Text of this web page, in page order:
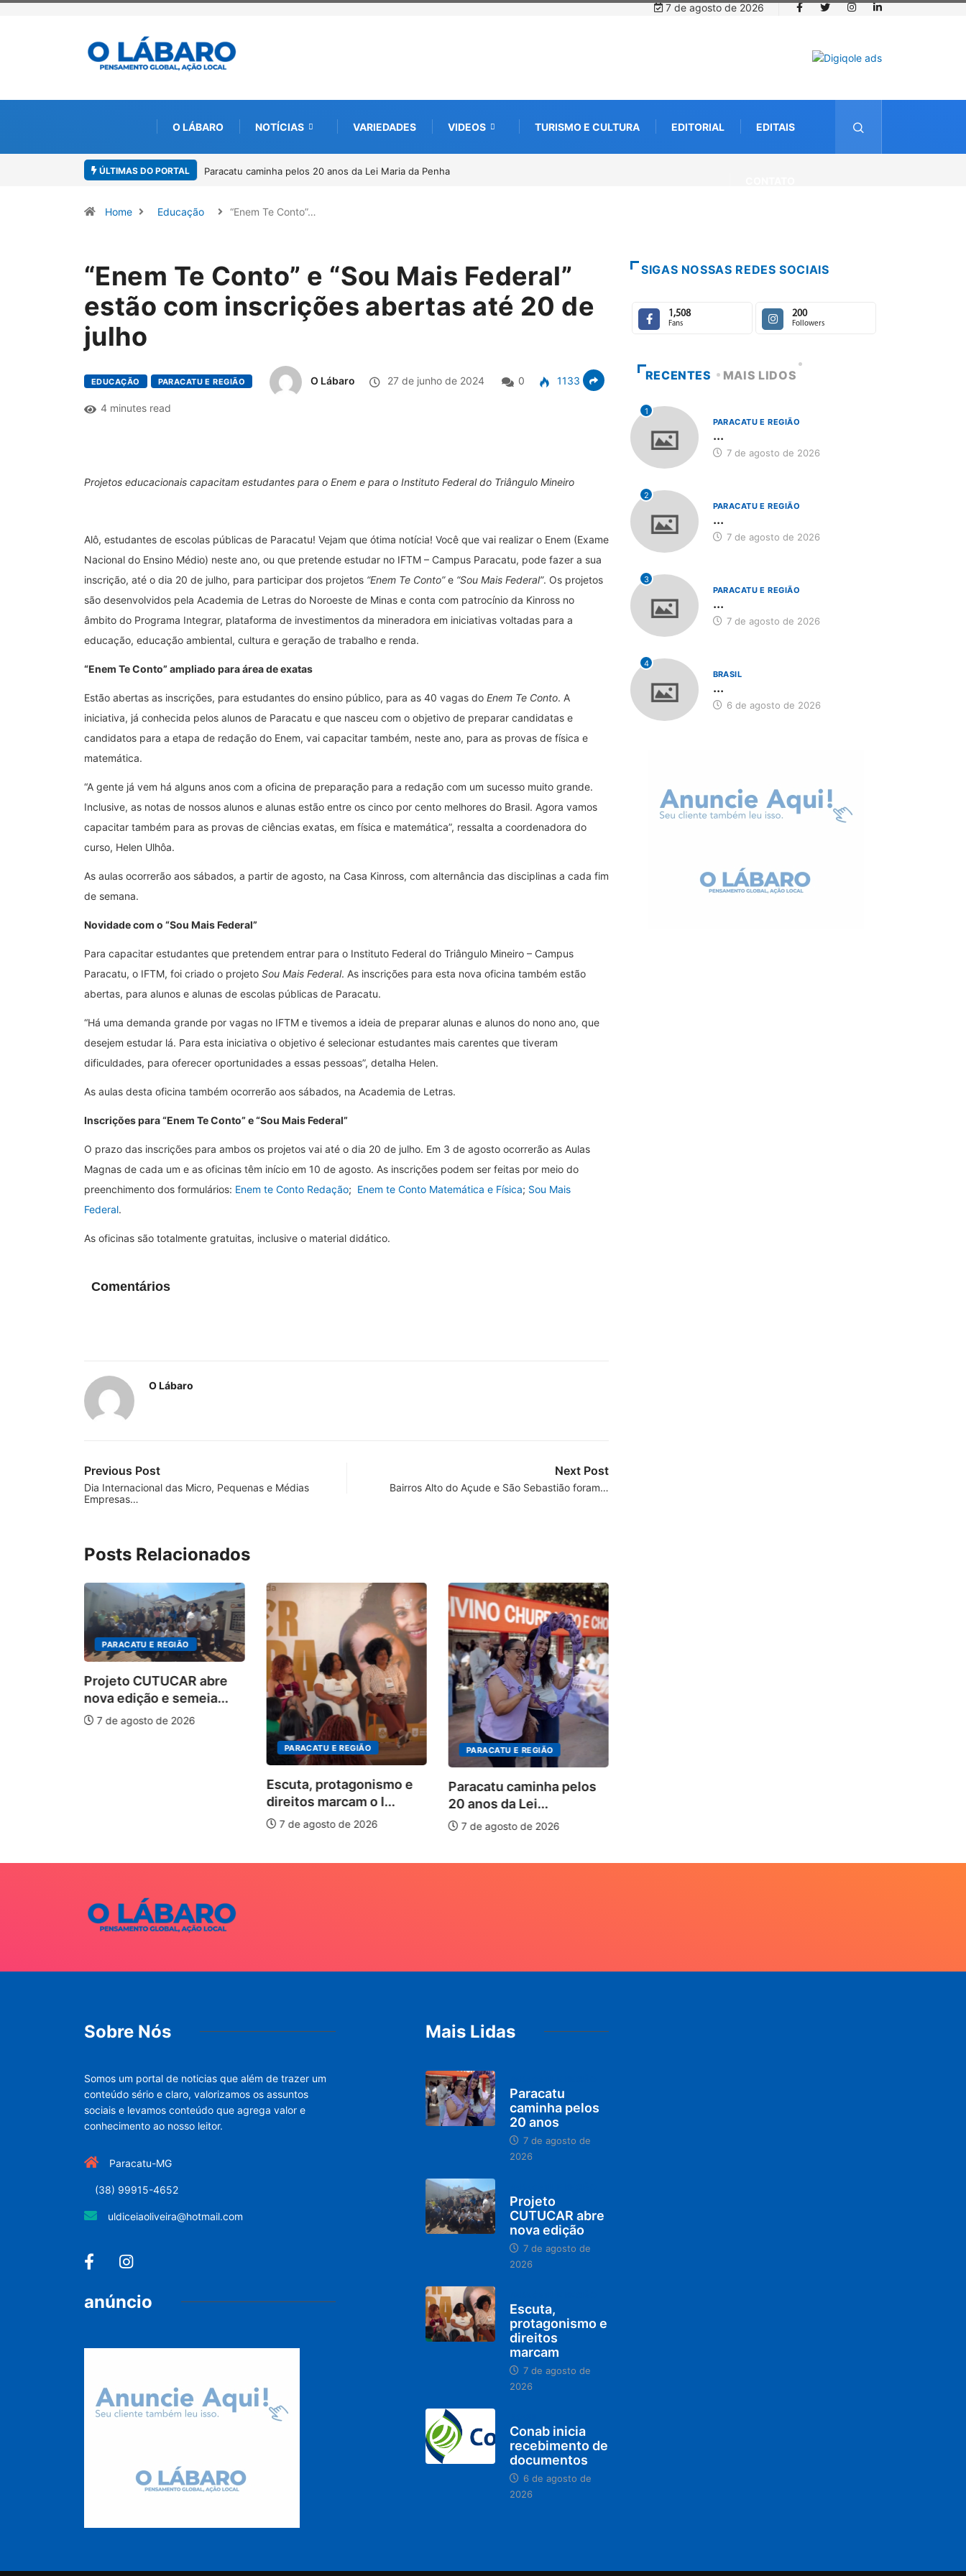
7 de agosto de 2026
O LÁBARO NOTÍCIAS VARIEDADES VIDEOS TURISMO E CULTURA EDITORIAL EDITAIS
ÚLTIMAS DO PORTAL
Paracatu caminha pelos 20 anos da Lei Maria da PenhaProjeto CUTUCAR abre nova edição e semeia o futuro
Home Educação “Enem Te Conto”…
“Enem Te Conto” e “Sou Mais Federal”
estão com inscrições abertas até 20 de
julho
EDUCAÇÃO PARACATU E REGIÃO O Lábaro 27 de junho de 2024 0 1133
4 minutes read
Projetos educacionais capacitam estudantes para o Enem e para o Instituto Federal do Triângulo Mineiro
Alô, estudantes de escolas públicas de Paracatu! Vejam que ótima notícia! Você que vai realizar o Enem (Exame
Nacional do Ensino Médio) neste ano, ou que pretende estudar no IFTM – Campus Paracatu, pode fazer a sua
inscrição, até o dia 20 de julho, para participar dos projetos “Enem Te Conto”e “Sou Mais Federal”. Os projetos
são desenvolvidos pela Academia de Letras do Noroeste de Minas e conta com patrocínio da Kinross no
âmbito do Programa Integrar, plataforma de investimentos da mineradora em iniciativas voltadas para a
educação, educação ambiental, cultura e geração de trabalho e renda.
“Enem Te Conto” ampliado para área de exatas
Estão abertas as inscrições, para estudantes do ensino público, para as 40 vagas do Enem Te Conto. A
iniciativa, já conhecida pelos alunos de Paracatu e que nasceu com o objetivo de preparar candidatas e
candidatos para a etapa de redação do Enem, vai capacitar também, neste ano, para as provas de física e
matemática.
“A gente já vem há alguns anos com a oficina de preparação para a redação com um sucesso muito grande.
Inclusive, as notas de nossos alunos e alunas estão entre os cinco por cento melhores do Brasil. Agora vamos
capacitar também para as provas de ciências exatas, em física e matemática”, ressalta a coordenadora do
curso, Helen Ulhôa.
As aulas ocorrerão aos sábados, a partir de agosto, na Casa Kinross, com alternância das disciplinas a cada fim
de semana.
Novidade com o “Sou Mais Federal”
Para capacitar estudantes que pretendem entrar para o Instituto Federal do Triângulo Mineiro – Campus
Paracatu, o IFTM, foi criado o projeto Sou Mais Federal. As inscrições para esta nova oficina também estão
abertas, para alunos e alunas de escolas públicas de Paracatu.
“Há uma demanda grande por vagas no IFTM e tivemos a ideia de preparar alunas e alunos do nono ano, que
desejem estudar lá. Para esta iniciativa o objetivo é selecionar estudantes mais carentes que tiveram
dificuldades, para oferecer oportunidades a essas pessoas”, detalha Helen.
As aulas desta oficina também ocorrerão aos sábados, na Academia de Letras.
Inscrições para “Enem Te Conto” e “Sou Mais Federal”
O prazo das inscrições para ambos os projetos vai até o dia 20 de julho. Em 3 de agosto ocorrerão as Aulas
Magnas de cada um e as oficinas têm início em 10 de agosto. As inscrições podem ser feitas por meio do
preenchimento dos formulários: Enem te Conto Redação; Enem te Conto Matemática e Física; Sou Mais
Federal.
As oficinas são totalmente gratuitas, inclusive o material didático.
Comentários
O Lábaro
Previous Post
Dia Internacional das Micro, Pequenas e Médias
Empresas…
Next Post
Bairros Alto do Açude e São Sebastião foram…
Posts Relacionados
PARACATU E REGIÃO
Projeto CUTUCAR abre
nova edição e semeia...
7 de agosto de 2026
PARACATU E REGIÃO
Escuta, protagonismo e
direitos marcam o I...
7 de agosto de 2026
PARACATU E REGIÃO
Paracatu caminha pelos
20 anos da Lei...
7 de agosto de 2026
SIGAS NOSSAS REDES SOCIAIS
1,508
Fans
200
Followers
RECENTES MAIS LIDOS
1
PARACATU E REGIÃO
...
7 de agosto de 2026
2
PARACATU E REGIÃO
...
7 de agosto de 2026
3
PARACATU E REGIÃO
...
7 de agosto de 2026
4
BRASIL
...
6 de agosto de 2026
Sobre Nós
Somos um portal de noticias que além de trazer um
conteúdo sério e claro, valorizamos os assuntos
sociais e levamos conteúdo que agrega valor e
conhecimento ao nosso leitor.
Paracatu-MG
(38) 99915-4652
uldiceiaoliveira@hotmail.com
anúncio
Mais Lidas
Paracatu
caminha pelos
20 anos
7 de agosto de
2026
Projeto
CUTUCAR abre
nova edição
7 de agosto de
2026
Escuta,
protagonismo e
direitos
marcam
7 de agosto de
2026
Conab inicia
recebimento de
documentos
6 de agosto de
2026